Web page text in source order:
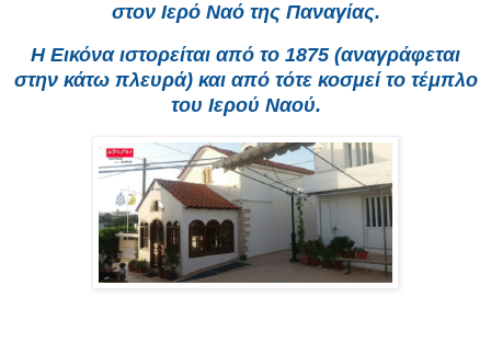
στον Ιερό Ναό της Παναγίας.
Η Εικόνα ιστορείται από το 1875 (αναγράφεται
στην κάτω πλευρά) και από τότε κοσμεί το τέμπλο
του Ιερού Ναού.